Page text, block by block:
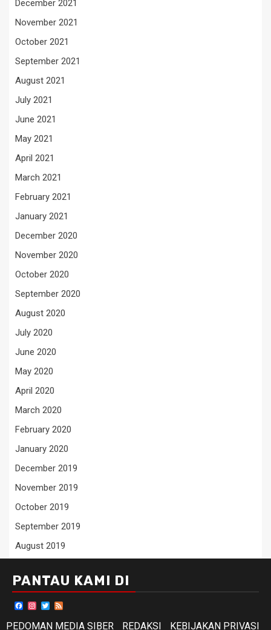
December 2021
November 2021
October 2021
September 2021
August 2021
July 2021
June 2021
May 2021
April 2021
March 2021
February 2021
January 2021
December 2020
November 2020
October 2020
September 2020
August 2020
July 2020
June 2020
May 2020
April 2020
March 2020
February 2020
January 2020
December 2019
November 2019
October 2019
September 2019
August 2019
PANTAU KAMI DI
Facebook
Instagram
Twitter
PEDOMAN MEDIA SIBER
REDAKSI KEBIJAKAN PRIVASI